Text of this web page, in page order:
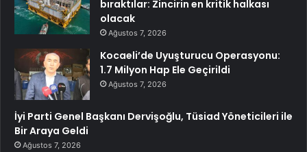
bıraktılar: Zincirin en kritik halkası
olacak
Ağustos 7, 2026
Kocaeli’de Uyuşturucu Operasyonu:
1.7 Milyon Hap Ele Geçirildi
Ağustos 7, 2026
İyi Parti Genel Başkanı Dervişoğlu, Tüsiad Yöneticileri ile
Bir Araya Geldi
Ağustos 7, 2026